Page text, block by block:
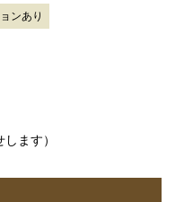
ンあり
ます）